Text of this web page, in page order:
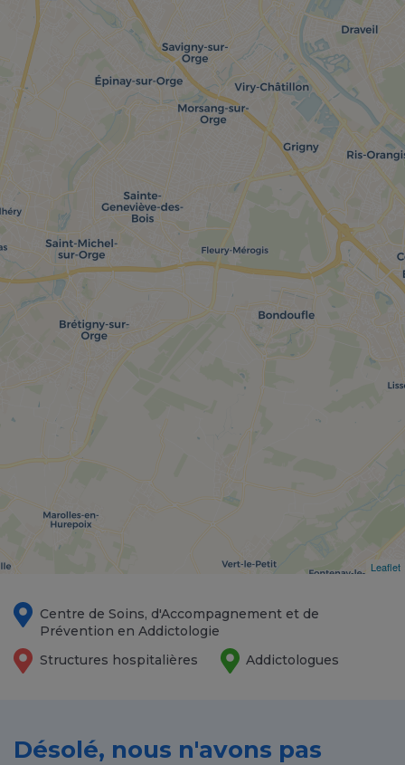
Leaflet
Centre de Soins, d'Accompagnement et de
Prévention en Addictologie
Structures hospitalières
Addictologues
Désolé, nous n'avons pas